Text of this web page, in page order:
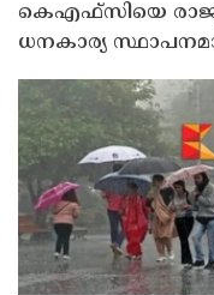
കെഎഫ്‌സിയെ
ധനകാര്യ
സതീശൻ